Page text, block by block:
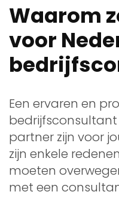
Waarom
voor
Een ervaren en
partner zijn voor
zijn enkele
moeten
met een